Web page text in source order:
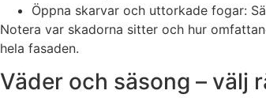
Öppna skarvar och uttorkade fogar:
Notera var skadorna sitter och hur
hela fasaden.
Väder och säsong – välj